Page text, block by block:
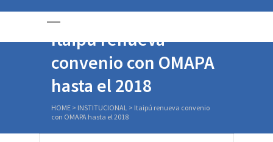
Itaipú renueva
convenio con OMAPA
hasta el 2018
HOME > INSTITUCIONAL > Itaipú renueva convenio
con OMAPA hasta el 2018